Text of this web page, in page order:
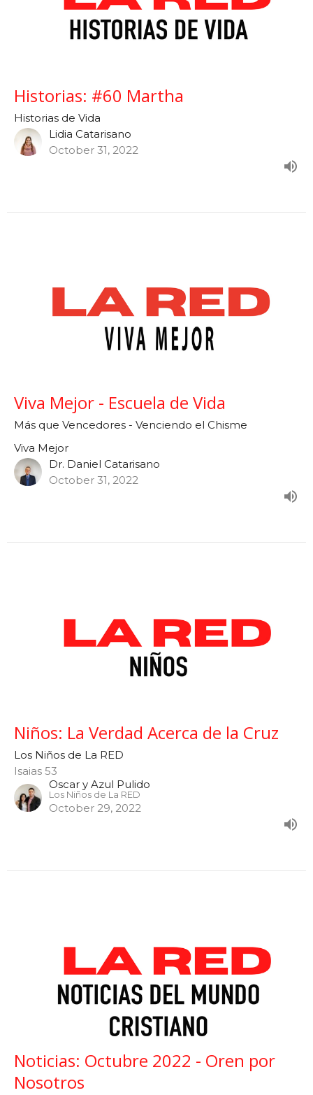
Historias: #60 Martha
Historias de Vida
Lidia Catarisano
October 31, 2022
Viva Mejor - Escuela de Vida
Más que Vencedores - Venciendo el Chisme
Viva Mejor
Dr. Daniel Catarisano
October 31, 2022
Niños: La Verdad Acerca de la Cruz
Los Niños de La RED
Isaias 53
Oscar y Azul Pulido
Los Niños de La RED
October 29, 2022
Noticias: Octubre 2022 - Oren por
Nosotros